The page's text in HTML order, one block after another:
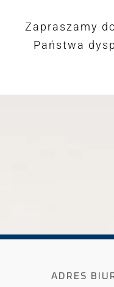
Zapraszamy
Państwa
ADRES